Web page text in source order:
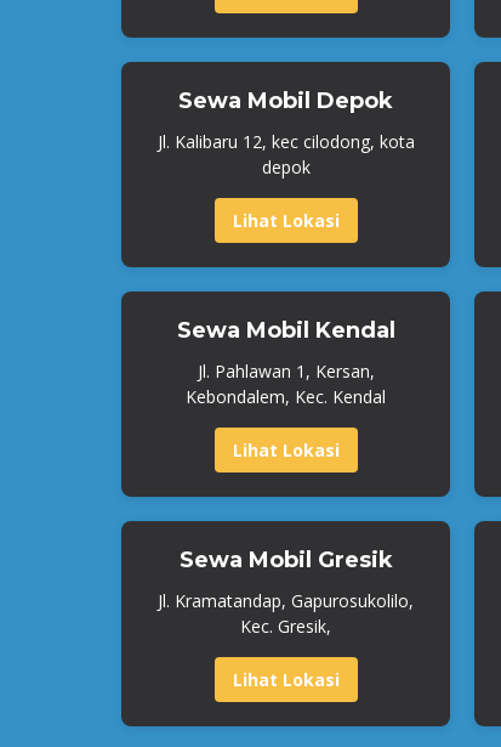
Sewa Mobil Depok
Jl. Kalibaru 12, kec cilodong, kota
depok
Lihat Lokasi
Sewa Mobil Kendal
Jl. Pahlawan 1, Kersan,
Kebondalem, Kec. Kendal
Lihat Lokasi
Sewa Mobil Gresik
Jl. Kramatandap, Gapurosukolilo,
Kec. Gresik,
Lihat Lokasi